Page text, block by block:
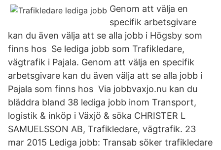
Genom att välja en
specifik arbetsgivare
kan du även välja att se alla jobb i Högsby som
finns hos Se lediga jobb som Trafikledare,
vägtrafik i Pajala. Genom att välja en specifik
arbetsgivare kan du även välja att se alla jobb i
Pajala som finns hos Via jobbvaxjo.nu kan du
bläddra bland 38 lediga jobb inom Transport,
logistik & inköp i Växjö & söka CHRISTER L
SAMUELSSON AB, Trafikledare, vägtrafik. 23
mar 2015 Lediga jobb: Transab söker trafikledare